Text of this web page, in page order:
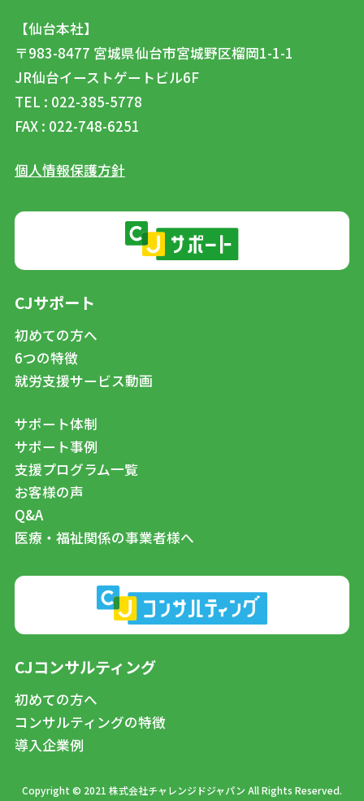
【仙台本社】
〒983-8477 宮城県仙台市宮城野区榴岡1-1-1
JR仙台イーストゲートビル6F
TEL : 022-385-5778
FAX : 022-748-6251
個人情報保護方針
CJサポート
初めての方へ
6つの特徴
就労支援サービス動画
サポート体制
サポート事例
支援プログラム一覧
お客様の声
Q&A
医療・福祉関係の事業者様へ
CJコンサルティング
初めての方へ
コンサルティングの特徴
導入企業例
Copyright © 2021 株式会社チャレンジドジャパン All Rights Reserved.